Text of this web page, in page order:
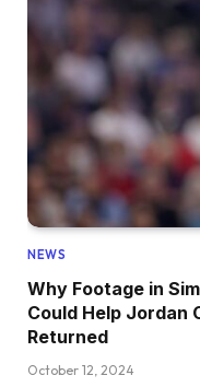
NEWS
Why Footage in
Could Help Jordan
Returned
October 12, 2024